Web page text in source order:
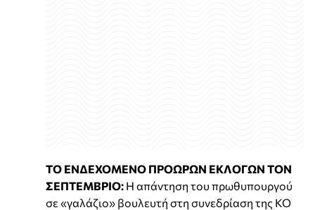
ΤΟ ΕΝΔΕΧΟΜΕΝΟ ΠΡΟΩΡΩΝ ΕΚΛΟΓΩΝ ΤΟΝ
ΣΕΠΤΕΜΒΡΙΟ: Η απάντηση του πρωθυπουργού
σε «γαλάζιο» βουλευτή στη συνεδρίαση της ΚΟ